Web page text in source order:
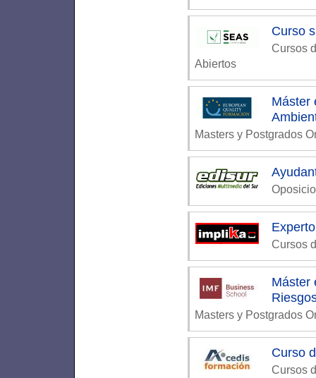
Curso
Cursos
Abiertos
Máster
Masters y Postgrados
Cursos
Máster
Masters y Postgrados
Curso
Cursos